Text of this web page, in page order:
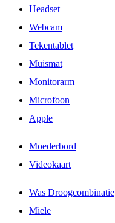
Headset
Webcam
Tekentablet
Muismat
Monitorarm
Microfoon
Apple
Moederbord
Videokaart
Was Droogcombinatie
Miele